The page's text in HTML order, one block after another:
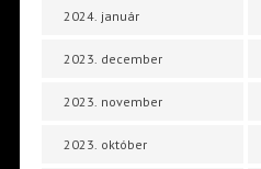
2024. január
2023. december
2023. november
2023. október